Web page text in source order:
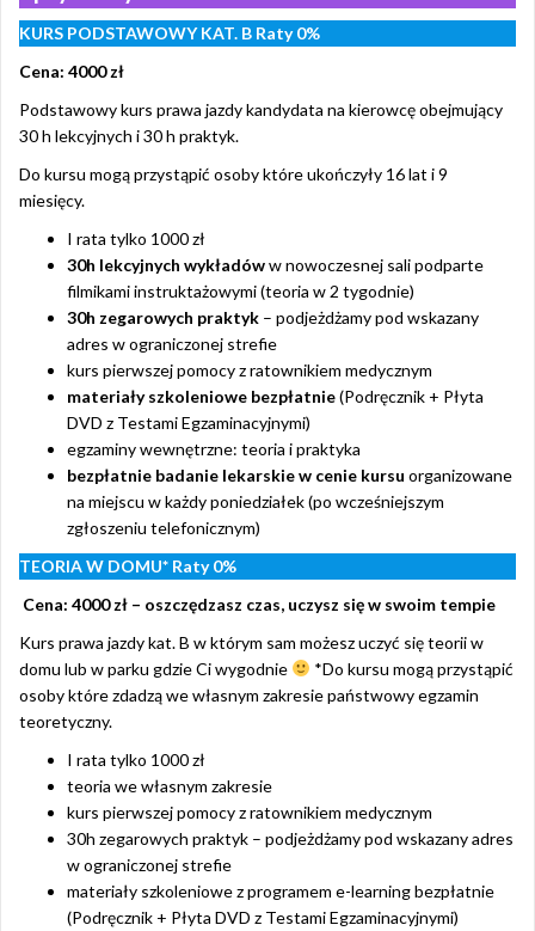
KURS PODSTAWOWY KAT. B Raty 0%
Cena: 4000 zł
Podstawowy kurs prawa jazdy kandydata na kierowcę obejmujący
30 h lekcyjnych i 30 h praktyk.
Do kursu mogą przystąpić osoby które ukończyły 16 lat i 9
miesięcy.
I rata tylko 1000 zł
30h lekcyjnych wykładóww nowoczesnej sali podparte
filmikami instruktażowymi (teoria w 2 tygodnie)
30h zegarowych praktyk – podjeżdżamy pod wskazany
adres w ograniczonej strefie
kurs pierwszej pomocy z ratownikiem medycznym
materiały szkoleniowe bezpłatnie(Podręcznik + Płyta
DVD z Testami Egzaminacyjnymi)
egzaminy wewnętrzne: teoria i praktyka
bezpłatnie badanie lekarskie w cenie kursu organizowane
na miejscu w każdy poniedziałek (po wcześniejszym
zgłoszeniu telefonicznym)
TEORIA W DOMU* Raty 0%
Cena: 4000 zł – oszczędzasz czas, uczysz się w swoim tempie
Kurs prawa jazdy kat. B w którym sam możesz uczyć się teorii w
domu lub w parku gdzie Ci wygodnie
*Do kursu mogą przystąpić
osoby które zdadzą we własnym zakresie państwowy egzamin
teoretyczny.
I rata tylko 1000 zł
teoria we własnym zakresie
kurs pierwszej pomocy z ratownikiem medycznym
30h zegarowych praktyk – podjeżdżamy pod wskazany adres
w ograniczonej strefie
materiały szkoleniowe z programem e-learning bezpłatnie
(Podręcznik + Płyta DVD z Testami Egzaminacyjnymi)